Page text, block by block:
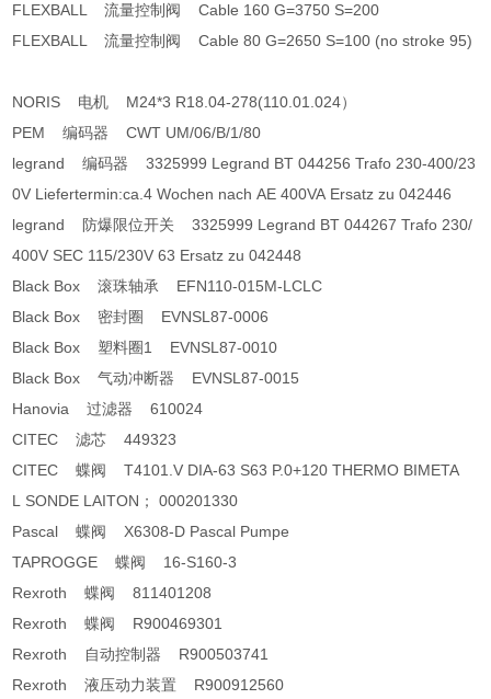
FLEXBALL 流量控制阀 Cable 160 G=3750 S=200
FLEXBALL 流量控制阀 Cable 80 G=2650 S=100 (no stroke 95)
NORIS 电机 M24*3 R18.04-278(110.01.024）
PEM 编码器 CWT UM/06/B/1/80
legrand 编码器 3325999 Legrand BT 044256 Trafo 230-400/23
0V Liefertermin:ca.4 Wochen nach AE 400VA Ersatz zu 042446
legrand 防爆限位开关 3325999 Legrand BT 044267 Trafo 230/
400V SEC 115/230V 63 Ersatz zu 042448
Black Box 滚珠轴承 EFN110-015M-LCLC
Black Box 密封圈 EVNSL87-0006
Black Box 塑料圈1 EVNSL87-0010
Black Box 气动冲断器 EVNSL87-0015
Hanovia 过滤器 610024
CITEC 滤芯 449323
CITEC 蝶阀 T4101.V DIA-63 S63 P.0+120 THERMO BIMETA
L SONDE LAITON； 000201330
Pascal 蝶阀 X6308-D Pascal Pumpe
TAPROGGE 蝶阀 16-S160-3
Rexroth 蝶阀 811401208
Rexroth 蝶阀 R900469301
Rexroth 自动控制器 R900503741
Rexroth 液压动力装置 R900912560